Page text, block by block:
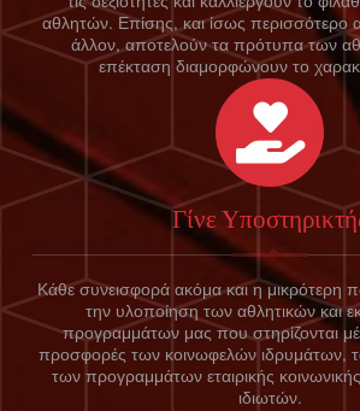
αθλητών. Επίσης, και ίσως περισσότερο
άλλον, αποτελούν τα πρότυπα των
επέκταση διαμορφώνουν το
Γίνε
Κάθε συνεισφορά ακόμα και η μικρότερη
την υλοποίηση των αθλητικών και
προγραμμάτων μας που στηρίζονται
προσφορές των κοινωφελών ιδρυμάτων,
των προγραμμάτων εταιρικής
ιδιωτών.